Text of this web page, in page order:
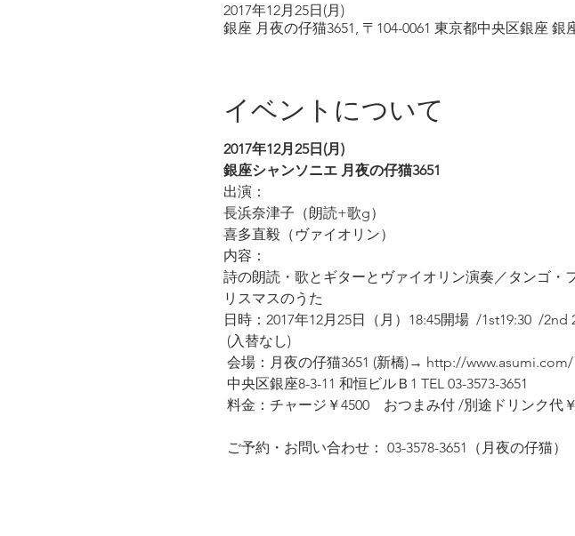
2017年12月25日(月)
銀座 月夜の仔猫3651, 〒104-0061 東京都中央区銀座 銀
イベントについて
2017年12月25日(月)
銀座シャンソニエ 月夜の仔猫3651
出演：
長浜奈津子（朗読+歌g）
内容：
詩の朗読・歌とギターとヴァイオリン演奏／タンゴ・
リスマスのうた
日時：2017年12月25日（月）18:45開場  /1st19:30  /2nd